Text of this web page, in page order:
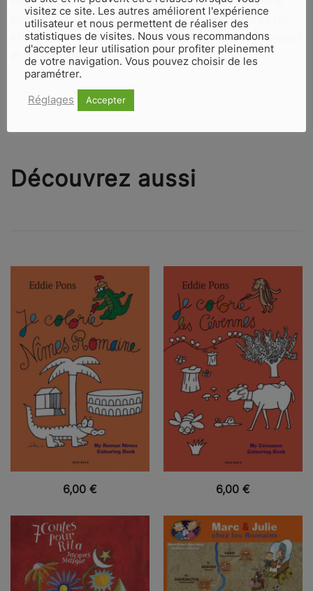
Pont du Gard, le Gardon, l’olivier centenaire, le castor
et tous ses amis. Les dessins sont légendés en français
et en anglais.
Découvrez aussi
VUE RAPIDE
6,00 € VUE RAPIDE
6,00 €
visitez ce site. Les autres améliorent l'expérience
utilisateur et nous permettent de réaliser des
statistiques de visites. Nous vous recommandons
d'accepter leur utilisation pour profiter pleinement
de votre navigation. Vous pouvez choisir de les
paramétrer.
Réglages Accepter